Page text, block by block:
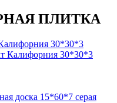
ПЛИТКА
30*30*3
доска 15*60*7 серая